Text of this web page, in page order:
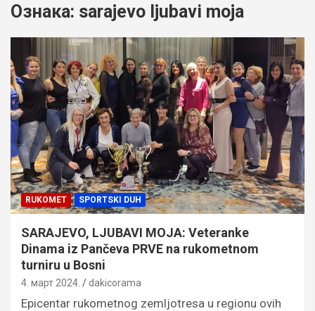
Ознака: sarajevo ljubavi moja
RUKOMET SPORTSKI DUH
SARAJEVO, LJUBAVI MOJA: Veteranke
Dinama iz Pančeva PRVE na rukometnom
turniru u Bosni
4. март 2024. dakicorama
Epicentar rukometnog zemljotresa u regionu ovih